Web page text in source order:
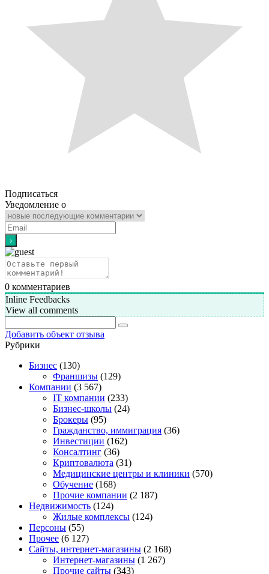
Подписаться
Уведомление о
0 комментариев
Inline Feedbacks
View all comments
Добавить объект отзыва
Рубрики
Бизнес (130)
Франшизы (129)
Компании (3 567)
IT компании (233)
Бизнес-школы (24)
Брокеры (95)
Гражданство, иммиграция (36)
Инвестиции (162)
Консалтинг (36)
Криптовалюта (31)
Медицинские центры и клиники (570)
Обучение (168)
Прочие компании (2 187)
Недвижимость (124)
Жилые комплексы (124)
Персоны (55)
Прочее (6 127)
Сайты, интернет-магазины (2 168)
Интернет-магазины (1 267)
Прочие сайты (343)